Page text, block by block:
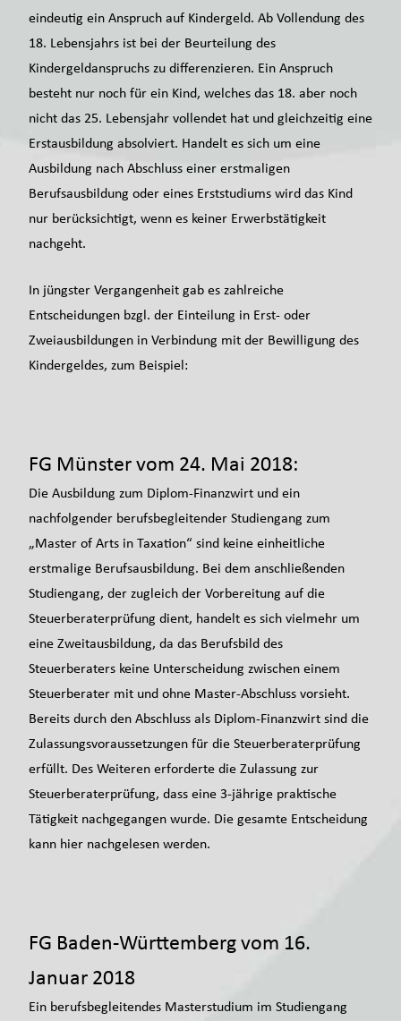
eindeutig ein Anspruch auf Kindergeld. Ab Vollendung des
18. Lebensjahrs ist bei der Beurteilung des
Kindergeldanspruchs zu differenzieren. Ein Anspruch
besteht nur noch für ein Kind, welches das 18. aber noch
nicht das 25. Lebensjahr vollendet hat und gleichzeitig eine
Erstausbildung absolviert. Handelt es sich um eine
Ausbildung nach Abschluss einer erstmaligen
Berufsausbildung oder eines Erststudiums wird das Kind
nur berücksichtigt, wenn es keiner Erwerbstätigkeit
nachgeht.
In jüngster Vergangenheit gab es zahlreiche
Entscheidungen bzgl. der Einteilung in Erst- oder
Zweiausbildungen in Verbindung mit der Bewilligung des
Kindergeldes, zum Beispiel:
FG Münster vom 24. Mai 2018:
Die Ausbildung zum Diplom-Finanzwirt und ein
nachfolgender berufsbegleitender Studiengang zum
„Master of Arts in Taxation“ sind keine einheitliche
erstmalige Berufsausbildung. Bei dem anschließenden
Studiengang, der zugleich der Vorbereitung auf die
Steuerberaterprüfung dient, handelt es sich vielmehr um
eine Zweitausbildung, da das Berufsbild des
Steuerberaters keine Unterscheidung zwischen einem
Steuerberater mit und ohne Master-Abschluss vorsieht.
Bereits durch den Abschluss als Diplom-Finanzwirt sind die
Zulassungsvoraussetzungen für die Steuerberaterprüfung
erfüllt. Des Weiteren erforderte die Zulassung zur
Steuerberaterprüfung, dass eine 3-jährige praktische
Tätigkeit nachgegangen wurde. Die gesamte Entscheidung
kann hier nachgelesen werden.
FG Baden-Württemberg vom 16.
Januar 2018
Ein berufsbegleitendes Masterstudium im Studiengang